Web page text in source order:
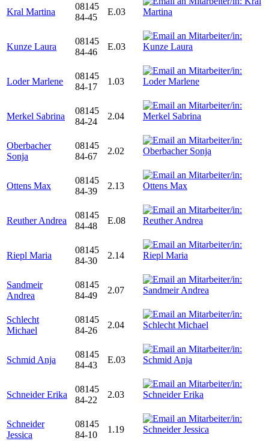
Kral Martina
08145
84-45
E.03
Kunze Laura
08145
84-46
E.03
Loder Marlene
08145
84-17
1.03
Merkel Sabrina
08145
84-24
2.04
Oberbacher
Sonja
08145
84-67
2.02
Ottens Max
08145
84-39
2.13
Reuther Andrea
08145
84-48
E.08
Riepl Maria
08145
84-30
2.14
Sandmeir
Andrea
08145
84-49
2.07
Schlecht
Michael
08145
84-26
2.04
Schmid Anja
08145
84-43
E.03
Schneider Erika
08145
84-22
2.03
Schneider
Jessica
08145
84-10
1.19